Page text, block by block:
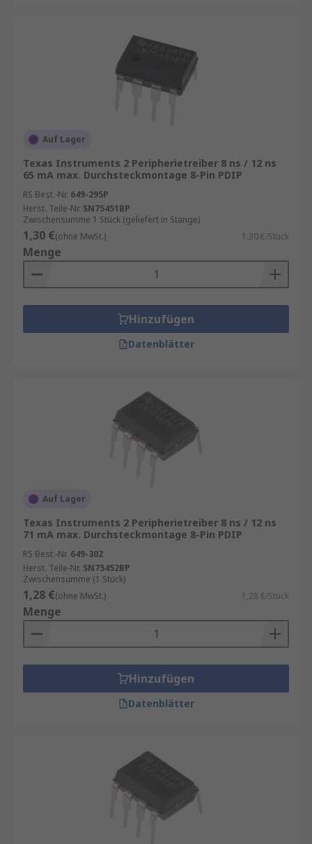
Auf Lager
Texas Instruments 2 Peripherietreiber 8 ns / 12 ns
65 mA max. Durchsteckmontage 8-Pin PDIP
RS Best.-Nr. 649-295P
Herst. Teile-Nr. SN75451BP
Zwischensumme 1 Stück (geliefert in Stange)
1,30 €(ohne MwSt.) 1,30 €/Stück
Menge
Hinzufügen
Datenblätter
Auf Lager
Texas Instruments 2 Peripherietreiber 8 ns / 12 ns
71 mA max. Durchsteckmontage 8-Pin PDIP
RS Best.-Nr. 649-302
Herst. Teile-Nr. SN75452BP
Zwischensumme (1 Stück)
1,28 €(ohne MwSt.) 1,28 €/Stück
Menge
Hinzufügen
Datenblätter